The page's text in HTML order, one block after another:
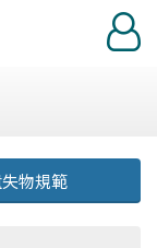
登
入
物規範